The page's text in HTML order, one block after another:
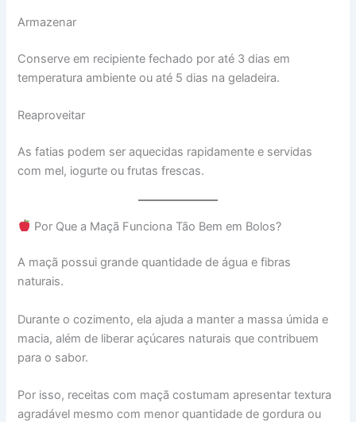
Armazenar
Conserve em recipiente fechado por até 3 dias em
temperatura ambiente ou até 5 dias na geladeira.
Reaproveitar
As fatias podem ser aquecidas rapidamente e servidas
com mel, iogurte ou frutas frescas.
Por Que a Maçã Funciona Tão Bem em Bolos?
A maçã possui grande quantidade de água e fibras
naturais.
Durante o cozimento, ela ajuda a manter a massa úmida e
macia, além de liberar açúcares naturais que contribuem
para o sabor.
Por isso, receitas com maçã costumam apresentar textura
agradável mesmo com menor quantidade de gordura ou